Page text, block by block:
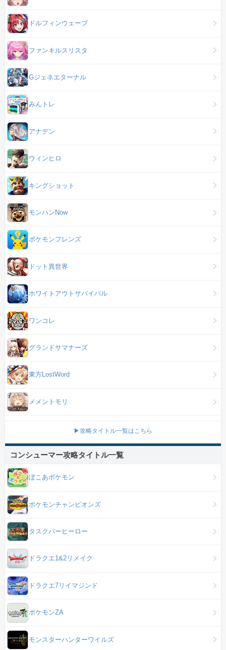
ドルフィンウェーブ
ファンキルスリスタ
Gジェネエターナル
みんトレ
アナデン
ウィンヒロ
キングショット
モンハンNow
ポケモンフレンズ
ドット異世界
ホワイトアウトサバイバル
ワンコレ
グランドサマナーズ
東方LostWord
メメントモリ
▶攻略タイトル一覧はこちら
コンシューマー攻略タイトル一覧
ぽこあポケモン
ポケモンチャンピオンズ
タスクバーヒーロー
ドラクエ1&2リメイク
ドラクエ7リイマジンド
ポケモンZA
モンスターハンターワイルズ